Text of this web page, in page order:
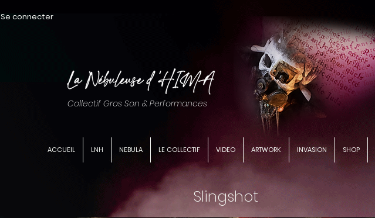
Collectif Gros Son & Performances
ACCUEIL LNH NEBULA LE COLLECTIF VIDEO ARTWORK INVASION SHOP
Se connecter
Slingshot